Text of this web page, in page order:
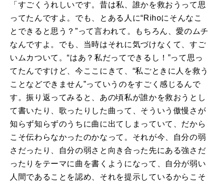
「すごくうれしいです。昔は私、誰かを救おうって思
ってたんですよ。でも、とある人に“Rihoにそんなこ
とできると思う？”って言われて。もちろん、愛のムチ
なんですよ。でも、当時はそれに気づけなくて、すご
いムカついて。“はあ？私だってできるし！”って思っ
てたんですけど、今ここにきて、“私ごときに人を救う
ことなどできません”っていうのをすごく感じるんで
す。振り返ってみると、あの頃私が誰かを救おうとし
て書いたり、歌ったりした曲って、そういう傲慢さが
知らず知らずのうちに曲に出てしまっていて、だから
こそ伝わらなかったのかなって。それが今、自分の弱
さだったり、自分の弱さと向き合った先にある強さだ
ったりをテーマに曲を書くようになって、自分が弱い
人間であることを認め、それを提示しているからこそ